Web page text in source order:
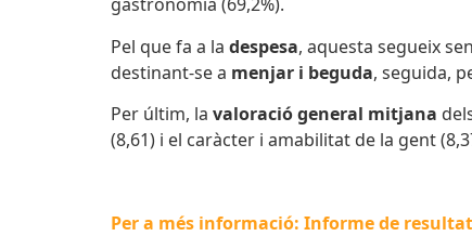
gastronomia (69,2%).
Pel que fa a la despesa, aquesta segueix
destinant-se a menjar i beguda, seguida,
Per últim, la valoració general mitjana
(8,61) i el caràcter i amabilitat de la gent
Per a més informació: Informe de